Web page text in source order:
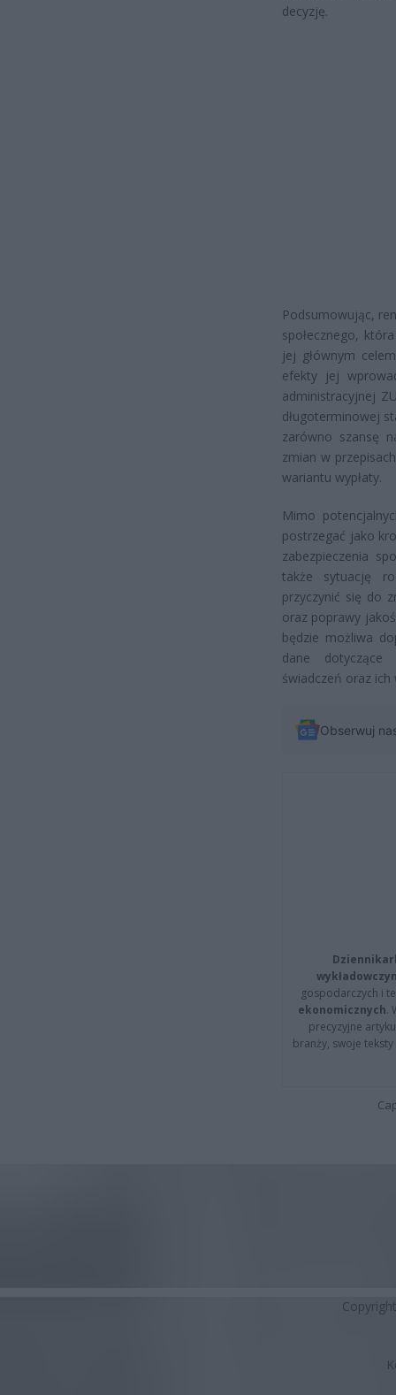
decyzję.
Podsumowując,
społecznego,
jej głównym
efekty jej
administracyjnej
długoterminowej
zarówno szansę
zmian w
wariantu wypłaty.
Mimo
postrzegać jako
zabezpieczenia
także sytuację
przyczynić się do
oraz poprawy
będzie możliwa
dane dotyczące
świadczeń oraz
Obserwuj
gospodarczych i
ekonomicznych.
precyzyjne
branży, swoje